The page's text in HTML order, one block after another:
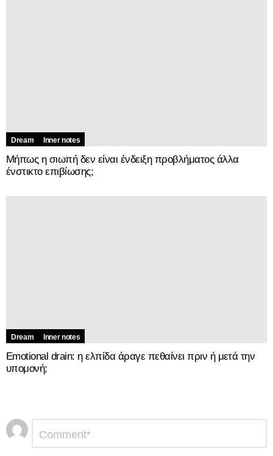
Dream Inner notes
Μήπως η σιωπή δεν είναι ένδειξη προβλήματος άλλα
ένστικτο επιβίωσης;
Dream Inner notes
Emotional drain: η ελπίδα άραγε πεθαίνει πριν ή μετά την
υπομονή;
Αφήστε
μια
απάντηση